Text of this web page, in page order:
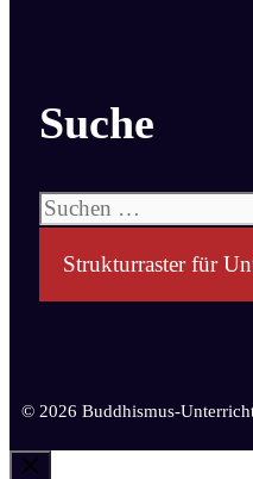
Suche
Suchen
Strukturraster für
© 2026 Buddhismus-